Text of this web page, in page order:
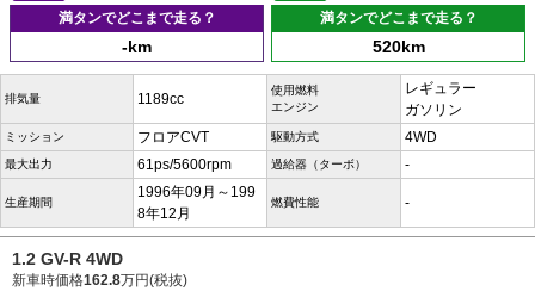
満タンでどこまで走る？
-km
満タンでどこまで走る？
520km
排気量 1189cc
使用燃料
エンジン
レギュラー
ガソリン
ミッション フロアCVT 駆動方式 4WD
最大出力 61ps/5600rpm 過給器（ターボ） -
生産期間
1996年09月～199
8年12月
燃費性能 -
1.2 GV-R 4WD
新車時価格162.8万円(税抜)